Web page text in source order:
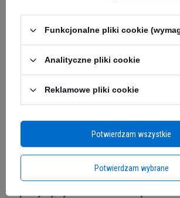
SWANSON Zinc (Gluconate)
30mg - 250tabs
Kup teraz -wysyłka jutro
WISH
Cynk +
29,69 zł
Kup teraz -
Funkcjonalne pliki cookie
Analityczne pliki cookie
Reklamowe pliki cookie
Potwierdzam wybrane
Potwierdzam wszystkie